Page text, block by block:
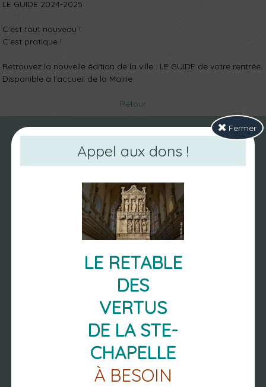
LE GUIDE 2024-2025
C'est tout nouveau !
C'est pratique !
Retrouvez la nouvelle édition de la ville : LE GUIDE de votre rentrée.
Disponible à l'accueil de la Mairie.
Retour
NOUS
RETROUVER
PLACE DE L'HOTEL DE VILLE
CS 10028
63 270 VIC-LE-COMTE
04 73 69 02 12
04 73 69 12 60 (FAX.)
Mentions légales
Fermer
Appel aux dons !
LE RETABLE
DES
VERTUS
DE LA STE-
CHAPELLE
À BESOIN